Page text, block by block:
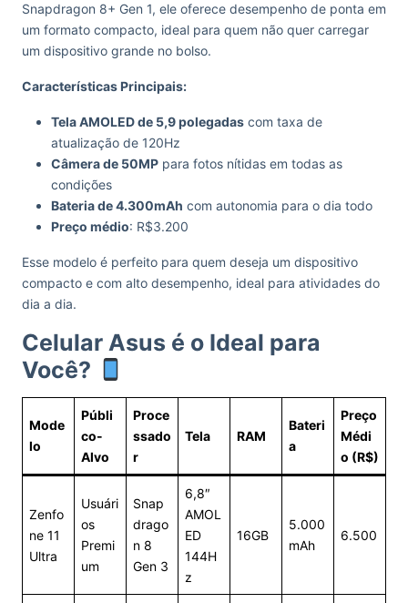
Snapdragon 8+ Gen 1, ele oferece desempenho de ponta em
um formato compacto, ideal para quem não quer carregar
um dispositivo grande no bolso.
Características Principais:
Tela AMOLED de 5,9 polegadas com taxa de
atualização de 120Hz
Câmera de 50MP para fotos nítidas em todas as
condições
Bateria de 4.300mAh com autonomia para o dia todo
Preço médio: R$3.200
Esse modelo é perfeito para quem deseja um dispositivo
compacto e com alto desempenho, ideal para atividades do
dia a dia.
Celular Asus é o Ideal para
Você?
Mode
lo
Públi
co-
Alvo
Proce
ssado
r
Tela RAM
Bateri
a
Preço
Médi
o (R$)
Zenfo
ne 11
Ultra
Usuári
os
Premi
um
Snap
drago
n 8
Gen 3
6,8″
AMOL
ED
144H
z
16GB
5.000
mAh
6.500